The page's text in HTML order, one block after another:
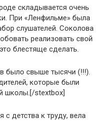
складывается очень
При «Ленфильме» была
слушателей. Соколова
реализовать свой
блестяще сделать.
было свыше тысячи (!!!).
которые были
школы.[/stextbox]
с детства к труду, вела